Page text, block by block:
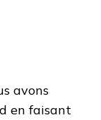
avons
en faisant